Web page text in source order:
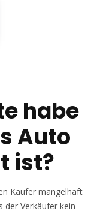
habe
Auto
ist?
Käufer mangelhaft
der Verkäufer kein